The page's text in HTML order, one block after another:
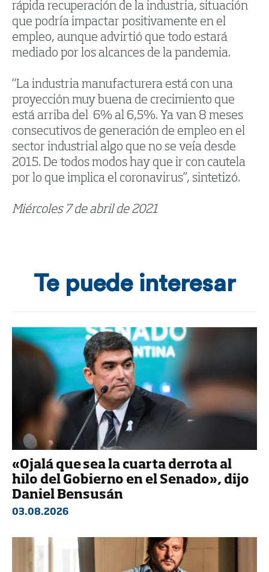
rápida recuperación de la industria, situación
que podría impactar positivamente en el
empleo, aunque advirtió que todo estará
mediado por los alcances de la pandemia.
“La industria manufacturera está con una
proyección muy buena de crecimiento que
está arriba del 6% al 6,5%. Ya van 8 meses
consecutivos de generación de empleo en el
sector industrial algo que no se veía desde
2015. De todos modos hay que ir con cautela
por lo que implica el coronavirus”, sintetizó.
Miércoles 7 de abril de 2021
Te puede interesar
«Ojalá que sea la cuarta derrota al
hilo del Gobierno en el Senado», dijo
Daniel Bensusán
03.08.2026